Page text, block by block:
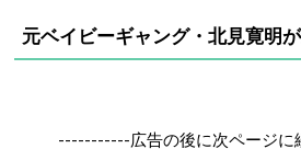
元ベイビーギャング・ 北見寛明
-----------広告の後に次ページ